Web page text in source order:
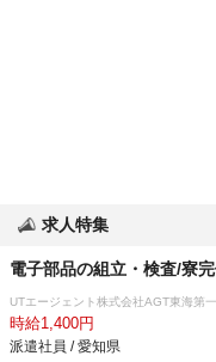
求人特集
電子部品の組立・検査/寮
UTエージェント株式会社AGT東海第
時給1,400円
派遣社員 / 愛知県